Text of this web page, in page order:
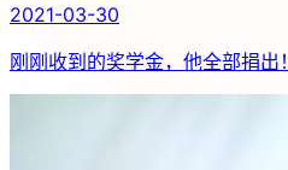
2021-03-30
刚刚收到的奖学金，他全部捐出！